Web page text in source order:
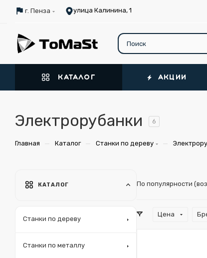
г. Пенза улица Калинина, 1
КАТАЛОГ АКЦИИ
Электрорубанки 6
Главная — Каталог — Станки по дереву —
По популярности
Цена
КАТАЛОГ
Станки по дереву
Станки по металлу